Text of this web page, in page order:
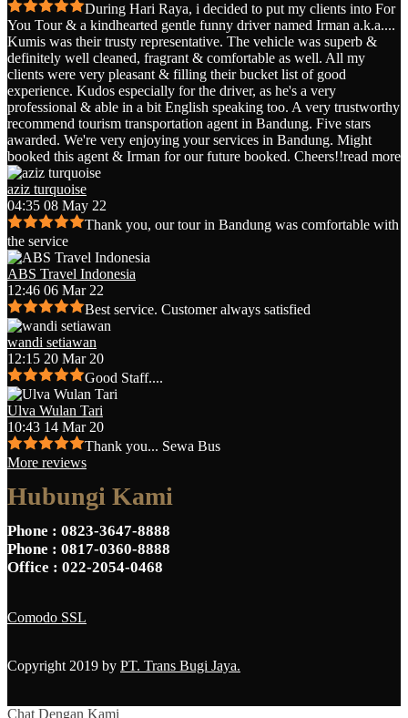
During Hari Raya, i decided to put my clients into For
You Tour & a kindhearted gentle funny driver named Irman a.k.a....
Kumis was their trusty representative. The vehicle was superb &
definitely well cleaned, fragrant & comfortable as well. All my
clients were very pleasant & filling their bucket list of good
experience. Kudos especially for the driver, as he's a very
professional & able in a bit English speaking too. A very trustworthy
recommend tourism transportation agent in Bandung. Five stars
awarded. We're very enjoying your services in Bandung. Might
booked this agent & Irman for our future booked. Cheers!!read more
aziz turquoise
04:35 08 May 22
Thank you, our tour in Bandung was comfortable with
the service
ABS Travel Indonesia
12:46 06 Mar 22
Best service. Customer always satisfied
wandi setiawan
12:15 20 Mar 20
Good Staff....
Ulva Wulan Tari
10:43 14 Mar 20
Thank you... Sewa Bus
More reviews
Hubungi Kami
Phone : 0823-3647-8888
Phone : 0817-0360-8888
Office : 022-2054-0468
Comodo SSL
Copyright 2019 by PT. Trans Bugi Jaya.
Chat Dengan Kami